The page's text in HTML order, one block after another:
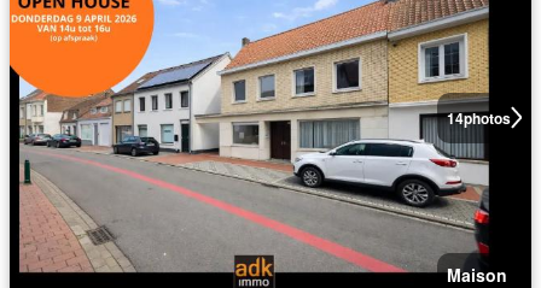
14photos
Maison